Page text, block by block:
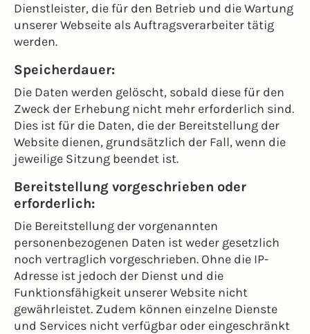
Dienstleister, die für den Betrieb und die Wartung
unserer Webseite als Auftragsverarbeiter tätig
werden.
Speicherdauer:
Die Daten werden gelöscht, sobald diese für den
Zweck der Erhebung nicht mehr erforderlich sind.
Dies ist für die Daten, die der Bereitstellung der
Website dienen, grundsätzlich der Fall, wenn die
jeweilige Sitzung beendet ist.
Bereitstellung vorgeschrieben oder
erforderlich:
Die Bereitstellung der vorgenannten
personenbezogenen Daten ist weder gesetzlich
noch vertraglich vorgeschrieben. Ohne die IP-
Adresse ist jedoch der Dienst und die
Funktionsfähigkeit unserer Website nicht
gewährleistet. Zudem können einzelne Dienste
und Services nicht verfügbar oder eingeschränkt